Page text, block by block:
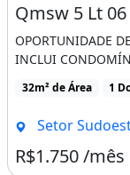
Qmsw 5 Lt
OPORTUNIDADE
INCLUI
32m² de Área 1
Setor
R$1.750 /mês